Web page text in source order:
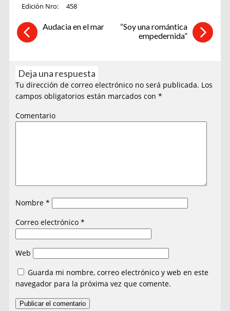
Edición Nro:
458
Audacia en el mar
“Soy una romántica
empedernida”
Deja una respuesta
Tu dirección de correo electrónico no será publicada. Los
campos obligatorios están marcados con*
Comentario
Nombre*
Correo electrónico*
Web
Guarda mi nombre, correo electrónico y web en este
navegador para la próxima vez que comente.